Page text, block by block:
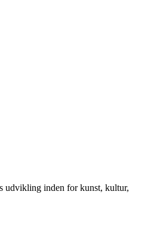
udvikling inden for kunst, kultur,